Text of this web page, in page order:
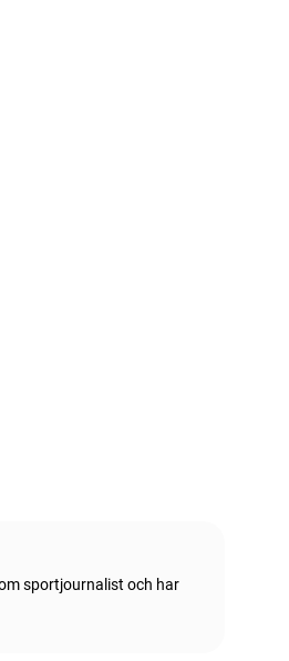
sportjournalist och har